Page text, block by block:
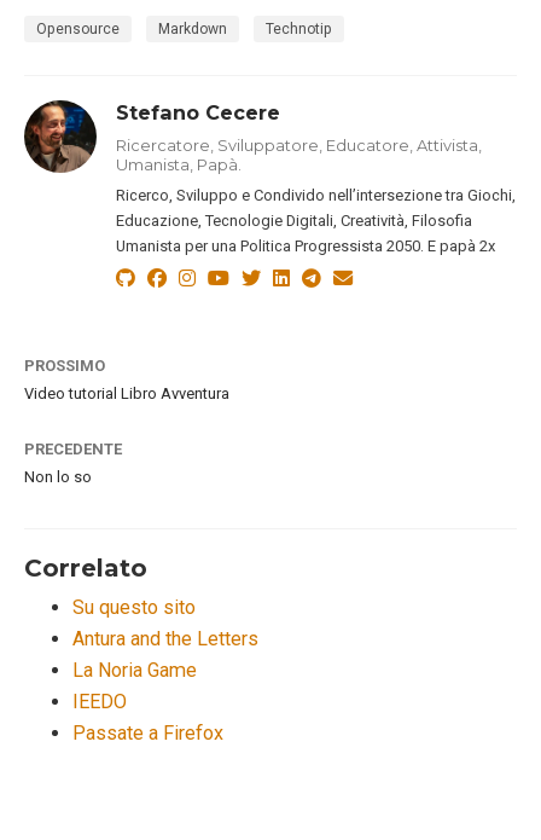
Opensource Markdown Technotip
Stefano Cecere
Ricercatore, Sviluppatore, Educatore, Attivista,
Umanista, Papà.
Ricerco, Sviluppo e Condivido nell’intersezione tra Giochi,
Educazione, Tecnologie Digitali, Creatività, Filosofia
Umanista per una Politica Progressista 2050. E papà 2x
PROSSIMO
Video tutorial Libro Avventura
PRECEDENTE
Non lo so
Correlato
Su questo sito
Antura and the Letters
La Noria Game
IEEDO
Passate a Firefox